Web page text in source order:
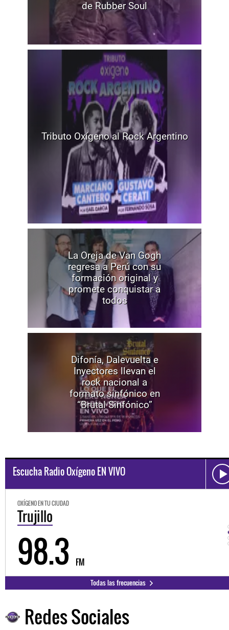
de Rubber Soul
Tributo Oxígeno al Rock Argentino
La Oreja de Van Gogh
regresa a Perú con su
formación original y
promete conquistar a
todos
Difonía, Dalevuelta e
Inyectores llevan el
rock nacional a
formato sinfónico en
“Brutal Sinfónico”
Escucha Radio Oxígeno EN VIVO
OXÍGENO EN TU CIUDAD
Trujillo
98.3 FM
Todas las frecuencias
Redes Sociales